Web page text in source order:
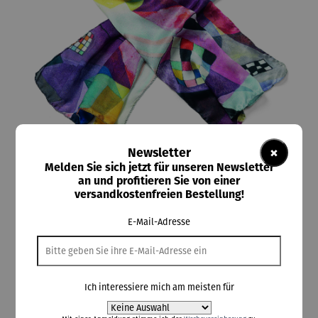
ars mundi
Seidenschal | Gelb - Rot - Blau (1925) –
Wassily Kandinsky
110,00 €
Preise inkl. MwSt. zzgl. Versandkosten
×
Newsletter
Melden Sie sich jetzt für unseren Newsletter
an und profitieren Sie von einer
versandkostenfreien Bestellung!
E-Mail-Adresse
Ich interessiere mich am meisten für